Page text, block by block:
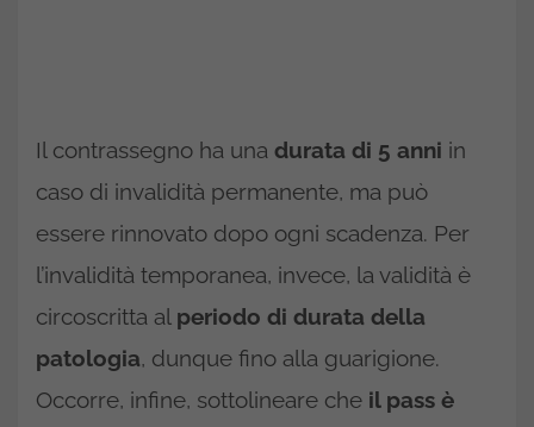
Il contrassegno ha una durata di 5 anni in
caso di invalidità permanente, ma può
essere rinnovato dopo ogni scadenza. Per
l’invalidità temporanea, invece, la validità è
circoscritta al periodo di durata della
patologia, dunque fino alla guarigione.
Occorre, infine, sottolineare che il pass è